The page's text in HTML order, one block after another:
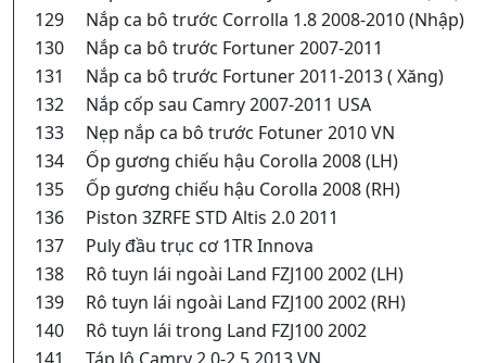
129
Nắp ca bô trước Corrolla 1.8 2008-2010 (Nhập)
130
Nắp ca bô trước Fortuner 2007-2011
131
Nắp ca bô trước Fortuner 2011-2013 ( Xăng)
132
Nắp cốp sau Camry 2007-2011 USA
133
Nẹp nắp ca bô trước Fotuner 2010 VN
134
Ốp gương chiếu hậu Corolla 2008 (LH)
135
Ốp gương chiếu hậu Corolla 2008 (RH)
136
Piston 3ZRFE STD Altis 2.0 2011
137
Puly đầu trục cơ 1TR Innova
138
Rô tuyn lái ngoài Land FZJ100 2002 (LH)
139
Rô tuyn lái ngoài Land FZJ100 2002 (RH)
140
Rô tuyn lái trong Land FZJ100 2002